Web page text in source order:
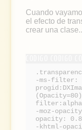
Cuando
el efecto de
crear una
-ms-filter:
-moz-
opacity:
-khtml-